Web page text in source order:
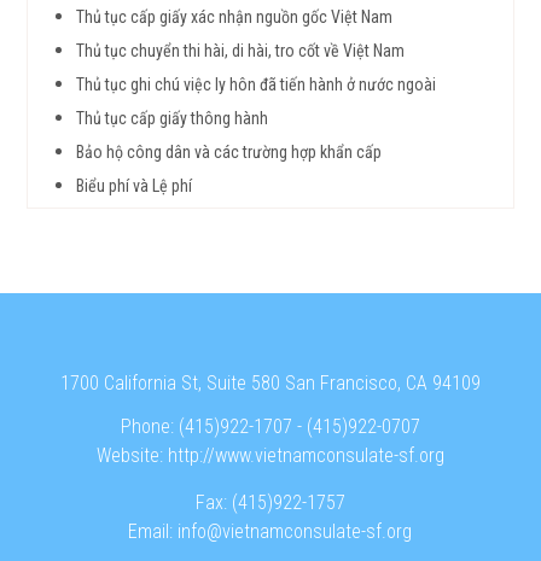
Thủ tục cấp giấy xác nhận nguồn gốc Việt Nam
Thủ tục chuyển thi hài, di hài, tro cốt về Việt Nam
Thủ tục ghi chú việc ly hôn đã tiến hành ở nước ngoài
Thủ tục cấp giấy thông hành
Bảo hộ công dân và các trường hợp khẩn cấp
Biểu phí và Lệ phí
1700 California St, Suite 580 San Francisco, CA 94109
Phone: (415)922-1707 - (415)922-0707
Website: http://www.vietnamconsulate-sf.org
Fax: (415)922-1757
Email: info@vietnamconsulate-sf.org